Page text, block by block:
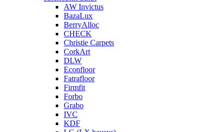
AW Invictus
BazaLux
BerryAlloc
CHECK
Christie Carpets
CorkArt
DLW
Econfloor
Fatrafloor
Firmfit
Forbo
Grabo
IVC
KDF